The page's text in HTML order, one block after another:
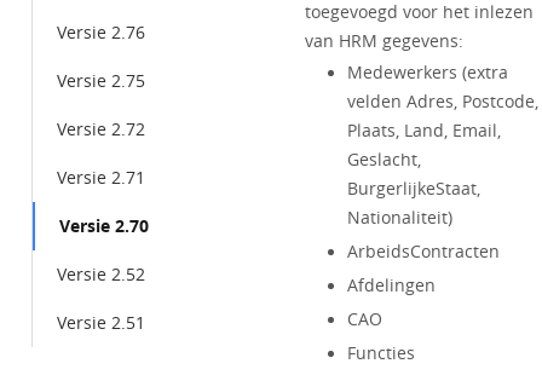
Versie 2.76
Versie 2.75
Versie 2.72
Versie 2.71
Versie 2.70
Versie 2.52
Versie 2.51
toegevoegd voor het inlezen
van HRM gegevens:
Medewerkers (extra
velden Adres, Postcode,
Plaats, Land, Email,
Geslacht,
BurgerlijkeStaat,
Nationaliteit)
ArbeidsContracten
Afdelingen
CAO
Functies